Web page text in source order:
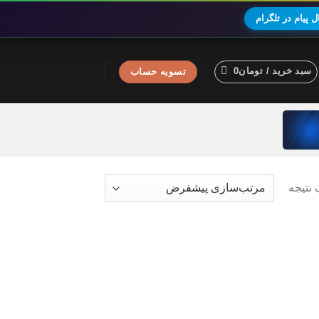
پیام در تلگرام
سبد خرید / تومان0 تسویه حساب